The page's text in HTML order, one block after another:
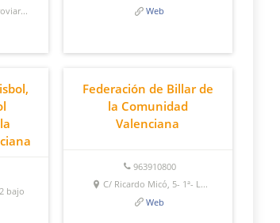
Web
bajo
Federación de Billar de
la Comunidad
Valenciana
963910800
C/ Ricardo Micó, 5- 1ª- L...
Web